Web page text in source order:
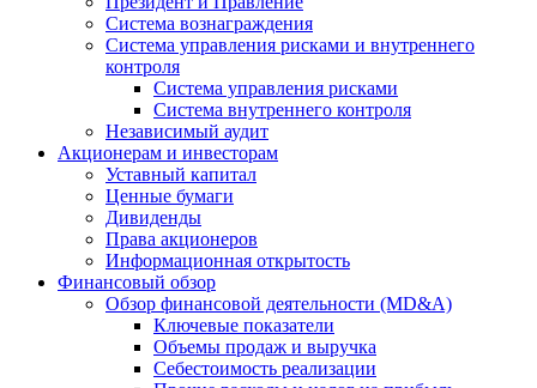
Система вознаграждения
Система управления рисками и внутреннего
контроля
Система управления рисками
Система внутреннего контроля
Независимый аудит
Акционерам и инвесторам
Уставный капитал
Ценные бумаги
Дивиденды
Права акционеров
Информационная открытость
Финансовый обзор
Обзор финансовой деятельности (MD&A)
Ключевые показатели
Объемы продаж и выручка
Себестоимость реализации